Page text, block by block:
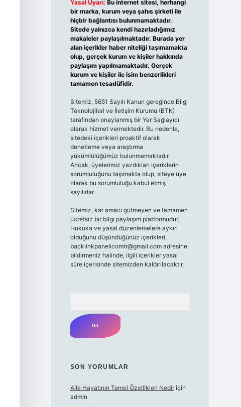
Yasal Uyarı: Bu internet sitesi, herhangi
bir marka, kurum veya şahıs şirketi ile
hiçbir bağlantısı bulunmamaktadır.
Sitede yalnızca kendi hazırladığımız
makaleler paylaşılmaktadır. Burada yer
alan içerikler haber niteliği taşımamakta
olup, gerçek kurum ve kişiler hakkında
paylaşım yapılmamaktadır. Gerçek
kurum ve kişiler ile isim benzerlikleri
tamamen tesadüfidir.
Sitemiz, 5651 Sayılı Kanun gereğince Bilgi
Teknolojileri ve İletişim Kurumu (BTK)
tarafından onaylanmış bir Yer Sağlayıcı
olarak hizmet vermektedir. Bu nedenle,
sitedeki içerikleri proaktif olarak
denetleme veya araştırma
yükümlülüğümüz bulunmamaktadır.
Ancak, üyelerimiz yazdıkları içeriklerin
sorumluluğunu taşımakta olup, siteye üye
olarak bu sorumluluğu kabul etmiş
sayılırlar.
Sitemiz, kar amacı gütmeyen ve tamamen
ücretsiz bir bilgi paylaşım platformudur.
Hukuka ve yasal düzenlemelere aykırı
olduğunu düşündüğünüz içerikleri,
backlinkpanelicomtr@gmail.comadresine
bildirmeniz halinde, ilgili içerikler yasal
süre içerisinde sitemizden kaldırılacaktır.
SON YORUMLAR
Aile Hayatının Temel Özellikleri Nediriçin
admin